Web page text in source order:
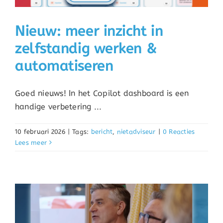
Nieuw: meer inzicht in
zelfstandig werken &
automatiseren
Goed nieuws! In het Copilot dashboard is een
handige verbetering ...
10 februari 2026 | Tags: bericht, nietadviseur | 0 Reacties
Lees meer